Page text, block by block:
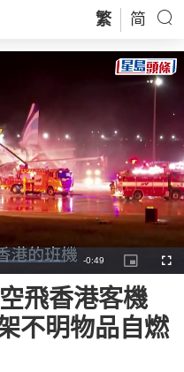
繁 简
Remaining
Time
-0:49
Picture-
in-
飛香港客機
不明物品自燃